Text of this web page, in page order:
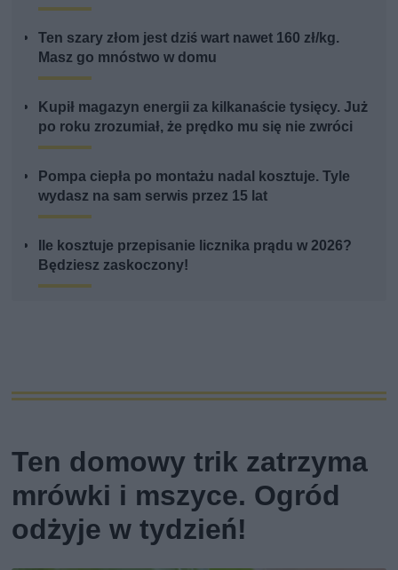
Ten szary złom jest dziś wart nawet 160 zł/kg.
Masz go mnóstwo w domu
Kupił magazyn energii za kilkanaście tysięcy. Już
po roku zrozumiał, że prędko mu się nie zwróci
Pompa ciepła po montażu nadal kosztuje. Tyle
wydasz na sam serwis przez 15 lat
Ile kosztuje przepisanie licznika prądu w 2026?
Będziesz zaskoczony!
Ten domowy trik zatrzyma
mrówki i mszyce. Ogród
odżyje w tydzień!